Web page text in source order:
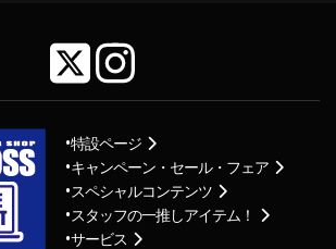
特設ページ
キャンペーン・セール・フェア
スペシャルコンテンツ
スタッフの一推しアイテム！
サービス